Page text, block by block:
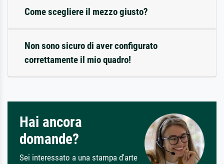
Come scegliere il mezzo giusto?
Non sono sicuro di aver configurato
correttamente il mio quadro!
Hai ancora
domande?
Sei interessato a una stampa d'arte